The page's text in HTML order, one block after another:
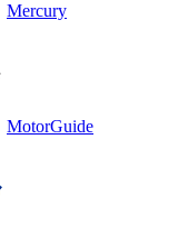
Mercury
MotorGuide